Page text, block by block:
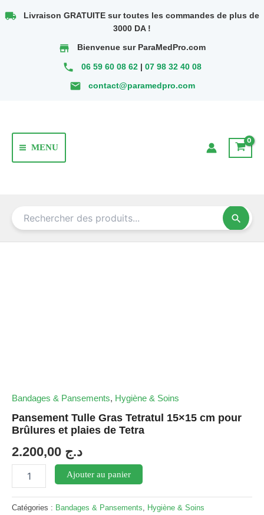
aulocal_shipping
Livraison GRATUITE sur toutes les commandes de plus de
3000 DA !
store Bienvenue sur ParaMedPro.com
phone 06 59 60 08 62 | 07 98 32 40 08
email contact@paramedpro.com
MENU
search
Bandages & Pansements, Hygiène & Soins
Pansement Tulle Gras Tetratul 15×15 cm pour
Brûlures et plaies de Tetra
د.ج
Tulle
Ajouter au panier
Catégories : Bandages & Pansements Hygiène & Soins